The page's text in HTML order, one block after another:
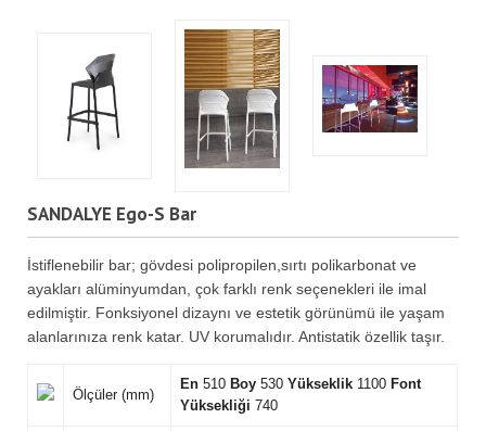
SANDALYE Ego-S Bar
İstiflenebilir bar; gövdesi polipropilen,sırtı polikarbonat ve
ayakları alüminyumdan, çok farklı renk seçenekleri ile imal
edilmiştir. Fonksiyonel dizaynı ve estetik görünümü ile yaşam
alanlarınıza renk katar. UV korumalıdır. Antistatik özellik taşır.
Ölçüler (mm)
En 510 Boy 530Yükseklik 1100 Font
Yüksekliği 740